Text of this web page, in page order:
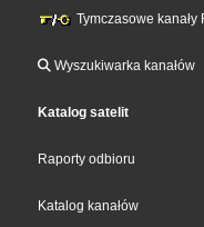
Tymczasowe kanały
Wyszukiwarka kanałów
Katalog satelit
Raporty odbioru
Katalog kanałów